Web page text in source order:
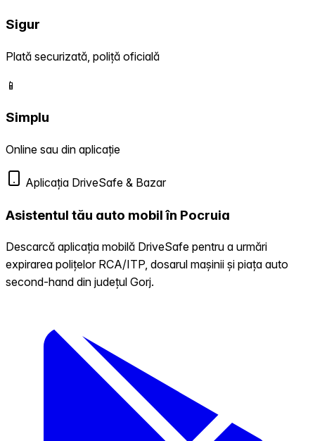
Sigur
Plată securizată, poliță oficială
📱
Simplu
Online sau din aplicație
Aplicația DriveSafe & Bazar
Asistentul tău auto mobil în Pocruia
Descarcă aplicația mobilă DriveSafe pentru a urmări
expirarea polițelor RCA/ITP, dosarul mașinii și piața auto
second-hand din județul Gorj.